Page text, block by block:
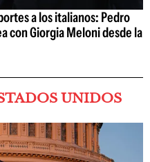
a los italianos: Pedro
con Giorgia Meloni desde la
UNIDOS